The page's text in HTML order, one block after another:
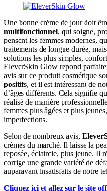
Une bonne crème de jour doit
multifonctionnel, qui soigne,
pensent les femmes modernes,
traitements de longue durée,
solutions les plus simples,
EleverSkin Glow répond
avis sur ce produit cosmétique
positifs, et il est intéressant de
d’âges différents. Cela signifie
réalisé de manière
femmes plus âgées et plus
imperfections.
Selon de nombreux avis,
crèmes du marché. Il laisse la
reposée, éclaircie, plus jeune. Il
corrige une grande variété de
auparavant insatisfaits de notre
Cliquez ici et allez sur le site